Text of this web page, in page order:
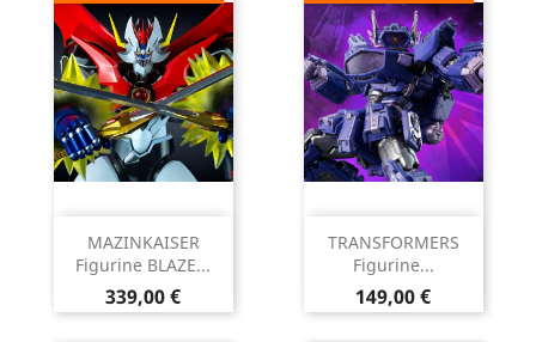
MAZINKAISER
Figurine BLAZE...
Prix
339,00 €
TRANSFORMERS
Figurine...
Prix
149,00 €